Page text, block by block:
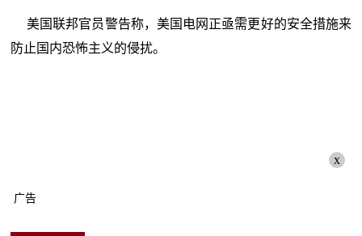
美国联邦官员警告称，美国电网正亟需更好的安全措施来
防止国内恐怖主义的侵扰。
x
广告